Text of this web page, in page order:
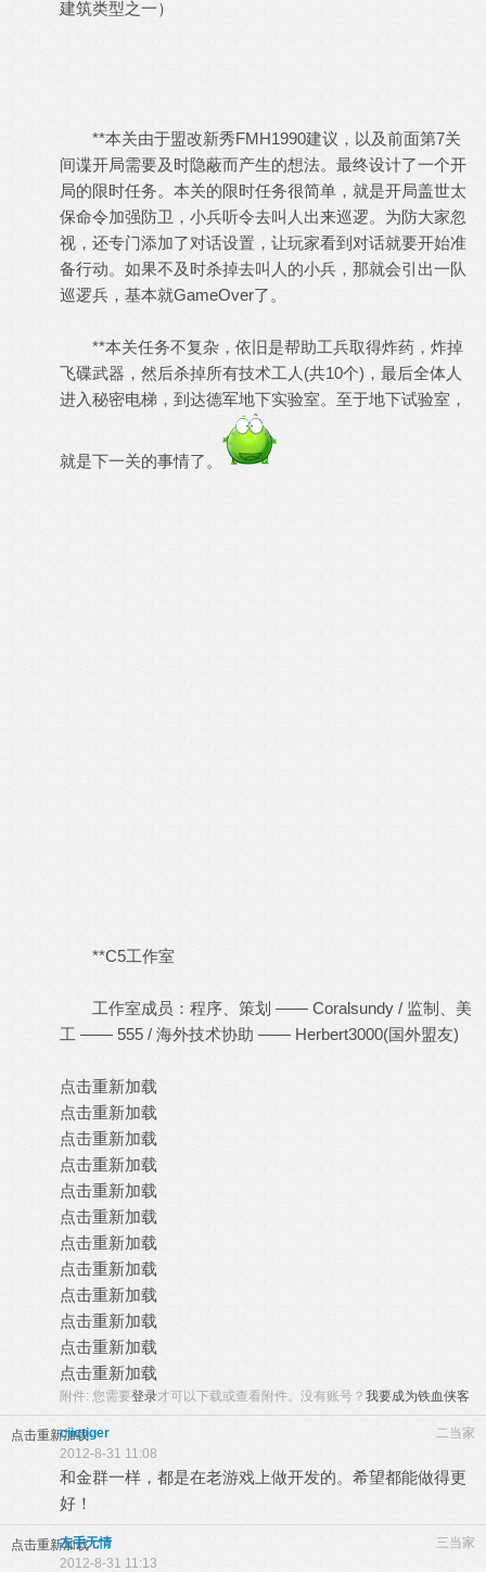
建筑类型之一）
**本关由于盟改新秀FMH1990建议，以及前面第7关
间谍开局需要及时隐蔽而产生的想法。最终设计了一个开
局的限时任务。本关的限时任务很简单，就是开局盖世太
保命令加强防卫，小兵听令去叫人出来巡逻。为防大家忽
视，还专门添加了对话设置，让玩家看到对话就要开始准
备行动。如果不及时杀掉去叫人的小兵，那就会引出一队
巡逻兵，基本就GameOver了。
**本关任务不复杂，依旧是帮助工兵取得炸药，炸掉
飞碟武器，然后杀掉所有技术工人(共10个)，最后全体人
进入秘密电梯，到达德军地下实验室。至于地下试验室，
就是下一关的事情了。
**C5工作室
工作室成员：程序、策划 —— Coralsundy / 监制、美
工 —— 555 / 海外技术协助 —— Herbert3000(国外盟友)
点击重新加载
点击重新加载
点击重新加载
点击重新加载
点击重新加载
点击重新加载
点击重新加载
点击重新加载
点击重新加载
点击重新加载
点击重新加载
点击重新加载
附件: 您需要登录才可以下载或查看附件。没有账号？ 我要成为铁血侠客
点击重新加载 二当家
ciictiger
2012-8-31 11:08
和金群一样，都是在老游戏上做开发的。希望都能做得更
好！
点击重新加载 三当家
左手无情
2012-8-31 11:13